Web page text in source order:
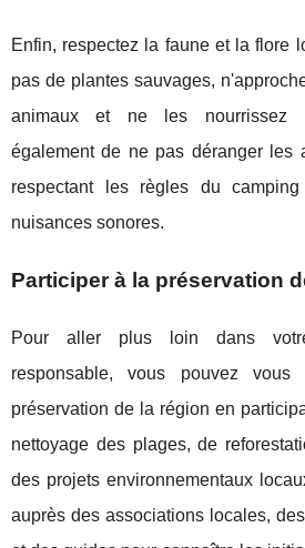
Enfin, respectez la faune et la flore
pas de plantes sauvages,
animaux et ne les nourrissez
également de ne pas déranger les
respectant les règles du
nuisances sonores.
Participer à la préservation
Pour aller plus loin dans
responsable, vous pouvez
préservation de la région en
nettoyage des plages, de
des projets environnementaux
auprès des associations locales,